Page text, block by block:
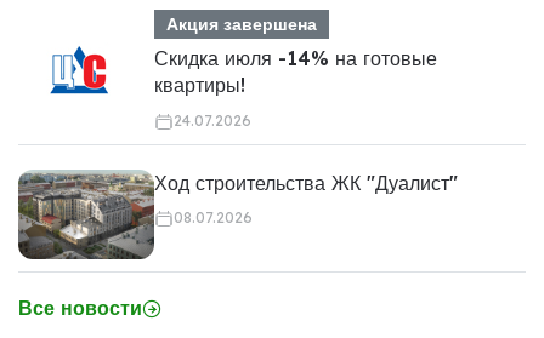
Акция завершена
Скидка июля -14% на готовые
квартиры!
24.07.2026
Ход строительства ЖК "Дуалист"
08.07.2026
Все новости